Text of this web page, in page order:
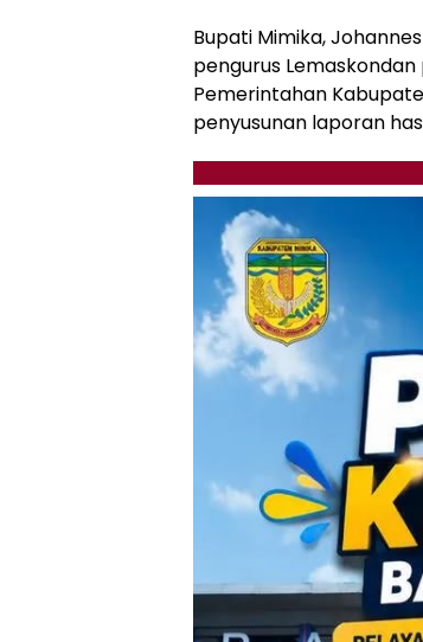
Bupati Mimika,
pengurus
Pemerintahan
penyusunan laporan